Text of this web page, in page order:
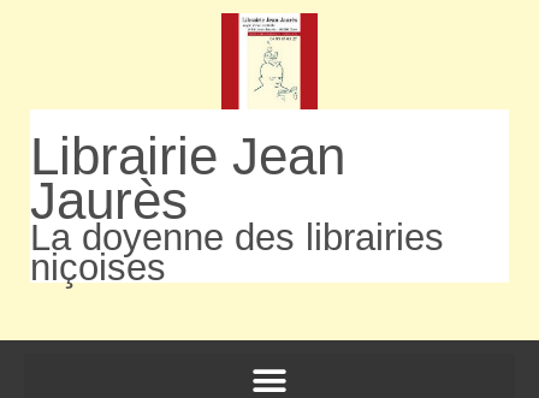
Librairie Jean
Jaurès
La doyenne des librairies
niçoises